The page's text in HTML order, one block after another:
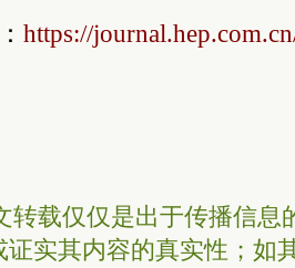
https://
转载仅仅是出于传播信息
实其内容的真实性；如